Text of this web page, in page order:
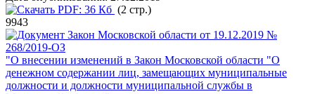
PDF: 36 Кб (2 стр.)
9943
Закон Московской области от 19.12.2019 №
268/2019-ОЗ
"О внесении изменений в Закон Московской области "О
денежном содержании лиц, замещающих муниципальные
должности и должности муниципальной службы в